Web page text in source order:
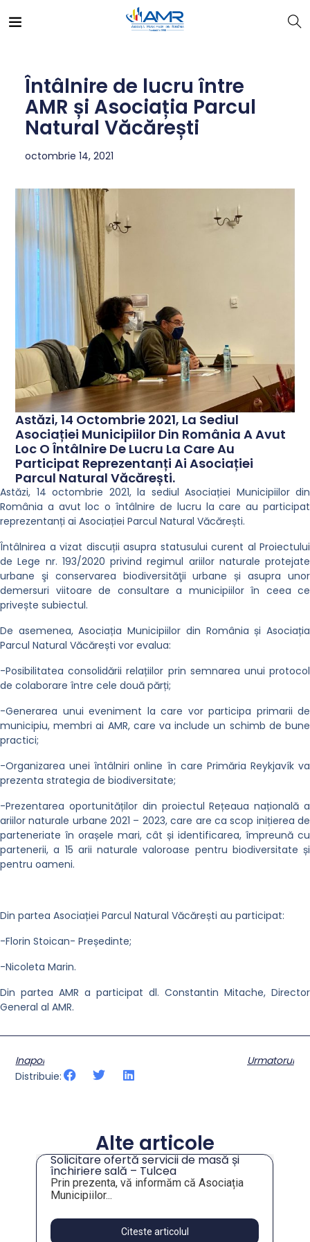
Întâlnire de lucru între
AMR și Asociația Parcul
Natural Văcărești
octombrie 14, 2021
Astăzi, 14 Octombrie 2021, La Sediul
Asociației Municipiilor Din România A Avut
Loc O Întâlnire De Lucru La Care Au
Participat Reprezentanți Ai Asociației
Parcul Natural Văcărești.
Astăzi, 14 octombrie 2021, la sediul Asociației Municipiilor din
România a avut loc o întâlnire de lucru la care au participat
reprezentanți ai Asociației Parcul Natural Văcărești.
Întâlnirea a vizat discuții asupra statusului curent al Proiectului
de Lege nr. 193/2020 privind regimul ariilor naturale protejate
urbane şi conservarea biodiversităţii urbane și asupra unor
demersuri viitoare de consultare a municipiilor în ceea ce
privește subiectul.
De asemenea, Asociația Municipiilor din România și Asociația
Parcul Natural Văcărești vor evalua:
-Posibilitatea consolidării relațiilor prin semnarea unui protocol
de colaborare între cele două părți;
-Generarea unui eveniment la care vor participa primarii de
municipiu, membri ai AMR, care va include un schimb de bune
practici;
-Organizarea unei întâlniri online în care Primăria Reykjavík va
prezenta strategia de biodiversitate;
-Prezentarea oportunităților din proiectul Rețeaua națională a
ariilor naturale urbane 2021 – 2023, care are ca scop inițierea de
parteneriate în orașele mari, cât și identificarea, împreună cu
partenerii, a 15 arii naturale valoroase pentru biodiversitate și
pentru oameni.
Din partea Asociației Parcul Natural Văcărești au participat:
-Florin Stoican- Președinte;
-Nicoleta Marin.
Din partea AMR a participat dl. Constantin Mitache, Director
General al AMR.
Inapoi
Urmatorul
Distribuie:
Alte articole
Solicitare ofertă servicii de masă și
închiriere sală – Tulcea
Prin prezenta, vă informăm că Asociația
Municipiilor...
Citeste articolul